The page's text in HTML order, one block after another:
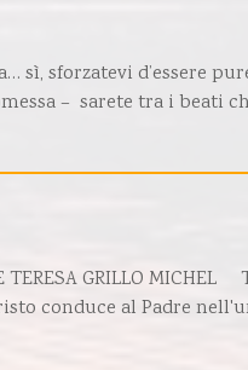
sì, sforzatevi d’essere
– sarete tra i beati
TERESA GRILLO
conduce al Padre